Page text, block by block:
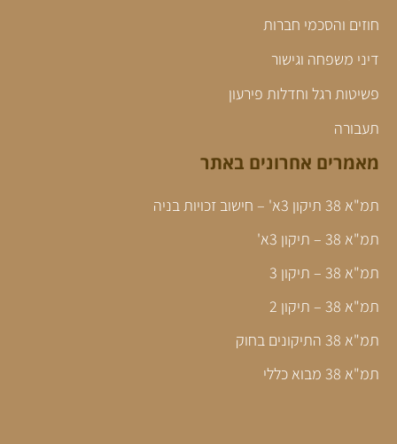
חוזים והסכמי חברות
דיני משפחה וגישור
פשיטות רגל וחדלות פירעון
תעבורה
מאמרים אחרונים באתר
תמ"א 38 תיקון 3א' – חישוב זכויות בניה
תמ"א 38 – תיקון 3א'
תמ"א 38 – תיקון 3
תמ"א 38 – תיקון 2
תמ"א 38 התיקונים בחוק
תמ"א 38 מבוא כללי